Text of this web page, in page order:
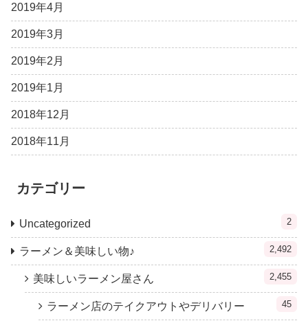
2019年4月
2019年3月
2019年2月
2019年1月
2018年12月
2018年11月
カテゴリー
Uncategorized 2
ラーメン＆美味しい物♪ 2,492
美味しいラーメン屋さん 2,455
ラーメン店のテイクアウトやデリバリー 45